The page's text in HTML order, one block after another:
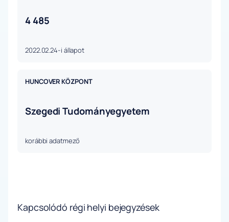
4 485
2022.02.24-i állapot
HUNCOVER KÖZPONT
Szegedi Tudományegyetem
korábbi adatmező
Kapcsolódó régi helyi bejegyzések